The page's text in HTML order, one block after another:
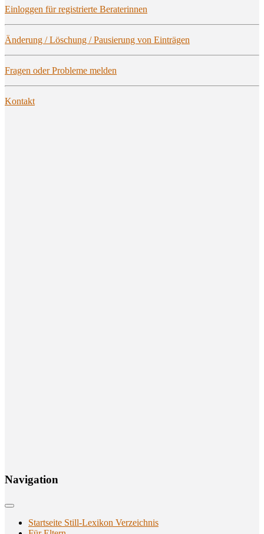
Ein­log­gen für regis­trier­te Beraterinnen
Ände­rung / Löschung / Pau­sie­rung von Einträgen
Fra­gen oder Pro­ble­me melden
Kon­takt
Navi­ga­ti­on
Startseite Still-Lexikon Verzeichnis